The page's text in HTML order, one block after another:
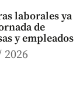
laborales ya
de
y empleados
2026